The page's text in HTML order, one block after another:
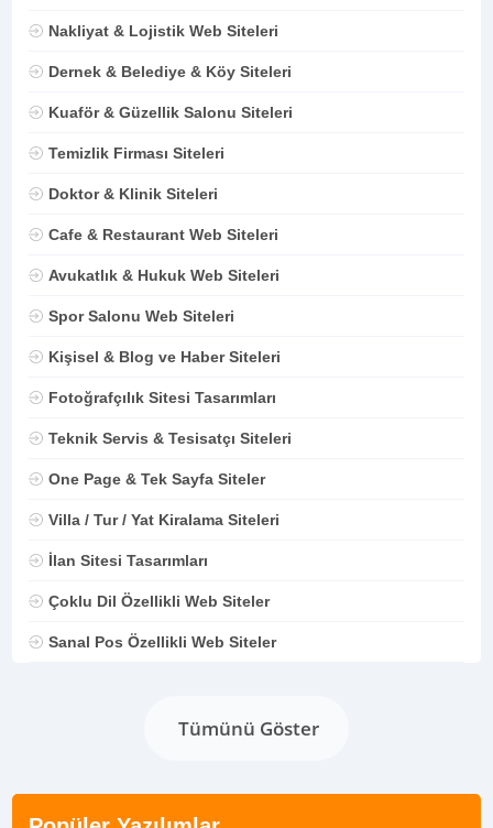
Nakliyat & Lojistik Web Siteleri
Dernek & Belediye & Köy Siteleri
Kuaför & Güzellik Salonu Siteleri
Temizlik Firması Siteleri
Doktor & Klinik Siteleri
Cafe & Restaurant Web Siteleri
Avukatlık & Hukuk Web Siteleri
Spor Salonu Web Siteleri
Kişisel & Blog ve Haber Siteleri
Fotoğrafçılık Sitesi Tasarımları
Teknik Servis & Tesisatçı Siteleri
One Page & Tek Sayfa Siteler
Villa / Tur / Yat Kiralama Siteleri
İlan Sitesi Tasarımları
Çoklu Dil Özellikli Web Siteler
Sanal Pos Özellikli Web Siteler
Tümünü Göster